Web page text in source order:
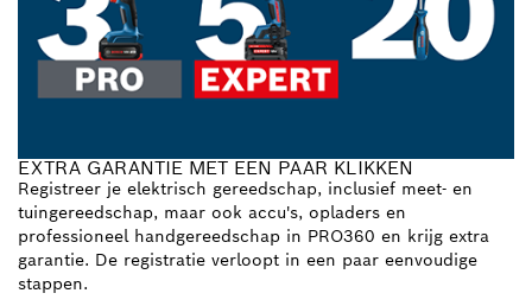
EXTRA GARANTIE MET EEN PAAR KLIKKEN
Registreer je elektrisch gereedschap, inclusief meet- en
tuingereedschap, maar ook accu's, opladers en
professioneel handgereedschap in PRO360 en krijg extra
garantie. De registratie verloopt in een paar eenvoudige
stappen.